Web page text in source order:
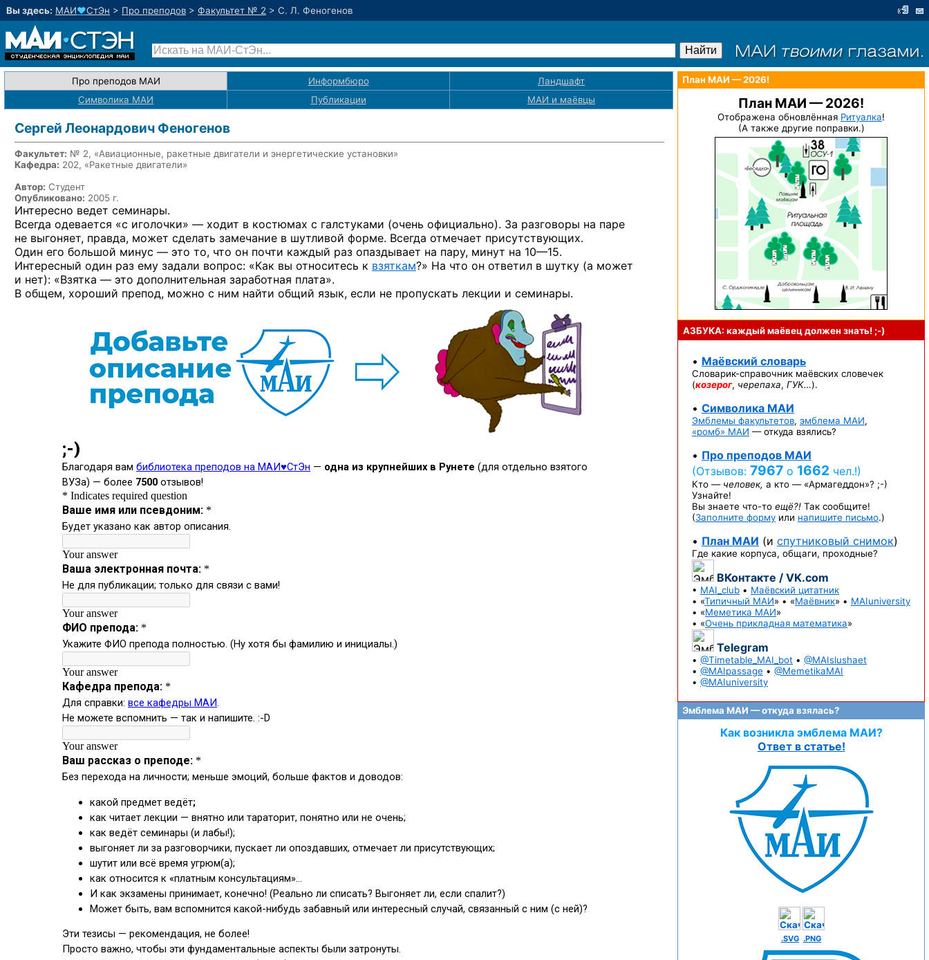
Вы здесь: МАИ♥СтЭн > Про преподов > Факультет № 2 > С. Л. Феногенов
Про преподов МАИ Информбюро
Ландшафт
Символика МАИ
Публикации МАИ и маёвцы
Сергей Леонардович Феногенов
Факультет: № 2, «Авиационные, ракетные двигатели и энергетические установки»
Кафедра: 202, «Ракетные двигатели»
Автор: Студент
Опубликовано: 2005 г.
Интересно ведет семинары.
Всегда одевается «с иголочки» — ходит в костюмах с галстуками (очень официально). За разговоры на паре
не выгоняет, правда, может сделать замечание в шутливой форме. Всегда отмечает присутствующих.
Один его большой минус — это то, что он почти каждый раз опаздывает на пару, минут на 10—15.
Интересный один раз ему задали вопрос: «Как вы относитесь к взяткам?» На что он ответил в шутку (а может
и нет): «Взятка — это дополнительная заработная плата».
В общем, хороший препод, можно с ним найти общий язык, если не пропускать лекции и семинары.
План МАИ — 2026!
План МАИ — 2026!
Отображена обновлённая Ритуалка!
(А также другие поправки.)
АЗБУКА: каждый маёвец должензнать! ;-)
• Маёвский словарь
Словарик-справочник маёвских словечек
(козерог, черепаха, ГУК…).
• Символика МАИ
Эмблемы факультетов, эмблема МАИ,
«ромб» МАИ — откуда взялись?
• Про преподов МАИ
(Отзывов: 7967 о 1662 чел.!)
Кто — человек, а кто — «Армагеддон»? ;-)
Узнайте!
Вы знаете что-то ещё?! Так сообщите!
(Заполните форму или напишите письмо.)
• План МАИ (и спутниковый снимок)
Где какие корпуса, общаги, проходные?
ВКонтакте / VK.com
• MAI_club • Маёвский цитатник
• «Типичный МАИ» • «Маёвник» • MAIuniversity
• «Меметика МАИ»
• «Очень прикладная математика»
Telegram
• @Timetable_MAI_bot • @MAIslushaet
• @MAIpassage • @MemetikaMAI
• @MAIuniversity
Эмблема МАИ — откуда взялась?
Как возникла эмблема МАИ?
Ответ в статье!
.SVG .PNG